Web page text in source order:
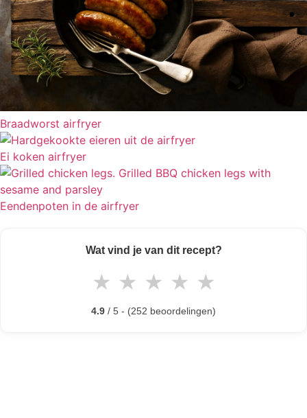
Braadworst airfryer
Ei koken airfryer
Eendenpoten in de airfryer
Wat vind je van dit recept?
★ ★ ★ ★ ★
4.9 / 5 - (252 beoordelingen)